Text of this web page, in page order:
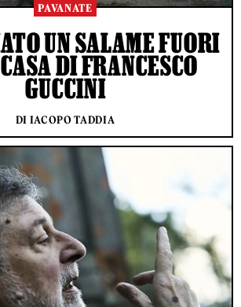
PAVANATE
UN SALAME FUORI
DI FRANCESCO
GUCCINI
DI IACOPO TADDIA